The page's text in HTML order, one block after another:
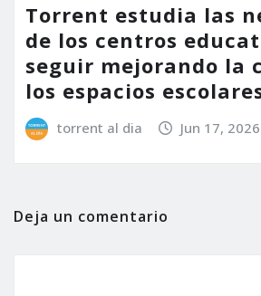
Torrent estudia las
de los centros
seguir mejorando la
los espacios
torrent al dia Jun 17, 2026
Deja un comentario